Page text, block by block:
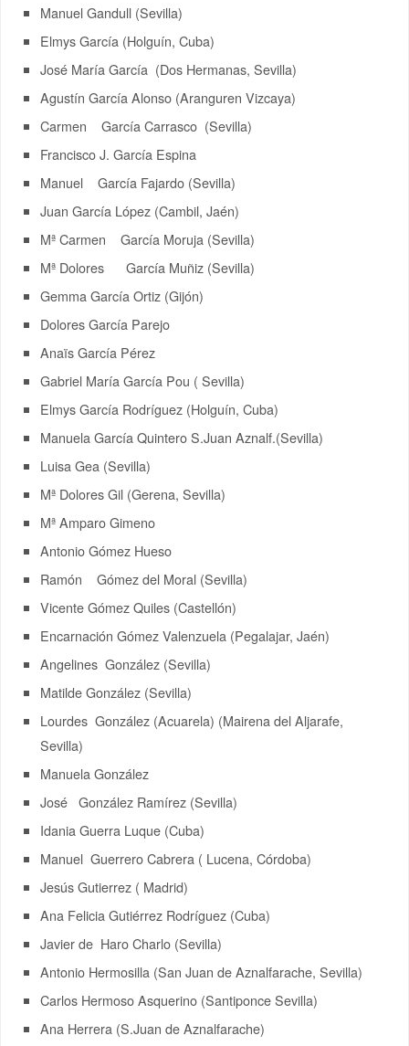
Manuel Gandull (Sevilla)
Elmys García (Holguín, Cuba)
José María García (Dos Hermanas, Sevilla)
Agustín García Alonso (Aranguren Vizcaya)
Carmen García Carrasco (Sevilla)
Francisco J. García Espina
Manuel García Fajardo (Sevilla)
Juan García López (Cambil, Jaén)
Mª Carmen García Moruja (Sevilla)
Mª Dolores García Muñiz (Sevilla)
Gemma García Ortiz (Gijón)
Dolores García Parejo
Anaïs García Pérez
Gabriel María García Pou ( Sevilla)
Elmys García Rodríguez (Holguín, Cuba)
Manuela García Quintero S.Juan Aznalf.(Sevilla)
Luisa Gea (Sevilla)
Mª Dolores Gil (Gerena, Sevilla)
Mª Amparo Gimeno
Antonio Gómez Hueso
Ramón Gómez del Moral (Sevilla)
Vicente Gómez Quiles (Castellón)
Encarnación Gómez Valenzuela (Pegalajar, Jaén)
Angelines González (Sevilla)
Matilde González (Sevilla)
Lourdes González (Acuarela) (Mairena del Aljarafe,
Sevilla)
Manuela González
José González Ramírez (Sevilla)
Idania Guerra Luque (Cuba)
Manuel Guerrero Cabrera ( Lucena, Córdoba)
Jesús Gutierrez ( Madrid)
Ana Felicia Gutiérrez Rodríguez (Cuba)
Javier de Haro Charlo (Sevilla)
Antonio Hermosilla (San Juan de Aznalfarache, Sevilla)
Carlos Hermoso Asquerino (Santiponce Sevilla)
Ana Herrera (S.Juan de Aznalfarache)